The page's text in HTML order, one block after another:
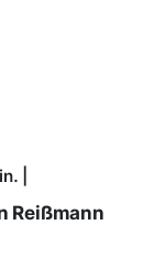
|
Reißmann